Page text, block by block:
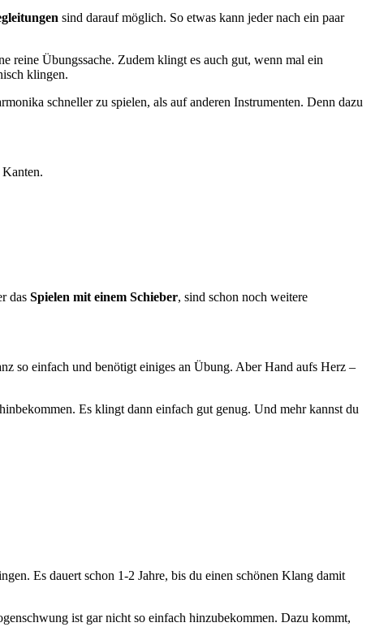
sind darauf möglich. So etwas kann jeder nach ein paar
reine Übungssache. Zudem klingt es auch gut, wenn mal ein
klingen.
schneller zu spielen, als auf anderen Instrumenten. Denn dazu
das Spielen mit einem Schieber, sind schon noch weitere
so einfach und benötigt einiges an Übung. Aber Hand aufs Herz –
Es klingt dann einfach gut genug. Und mehr kannst du
Es dauert schon 1-2 Jahre, bis du einen schönen Klang damit
ist gar nicht so einfach hinzubekommen. Dazu kommt,